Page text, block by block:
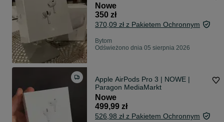
Nowe
350 zł
370,09 zł z Pakietem Ochronnym
Bytom
Odświeżono dnia 05 sierpnia 2026
Apple AirPods Pro 3 | NOWE |
Paragon MediaMarkt
Nowe
499,99 zł
526,98 zł z Pakietem Ochronnym